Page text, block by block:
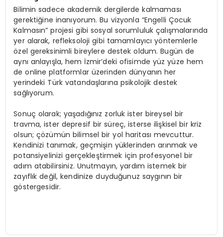
Bilimin sadece akademik dergilerde kalmaması
gerektiğine inanıyorum. Bu vizyonla “Engelli Çocuk
Kalmasın” projesi gibi sosyal sorumluluk çalışmalarında
yer alarak, refleksoloji gibi tamamlayıcı yöntemlerle
özel gereksinimli bireylere destek oldum. Bugün de
aynı anlayışla, hem İzmir’deki ofisimde yüz yüze hem
de online platformlar üzerinden dünyanın her
yerindeki Türk vatandaşlarına psikolojik destek
sağlıyorum.
Sonuç olarak; yaşadığınız zorluk ister bireysel bir
travma, ister depresif bir süreç, isterse ilişkisel bir kriz
olsun; çözümün bilimsel bir yol haritası mevcuttur.
Kendinizi tanımak, geçmişin yüklerinden arınmak ve
potansiyelinizi gerçekleştirmek için profesyonel bir
adım atabilirsiniz. Unutmayın, yardım istemek bir
zayıflık değil, kendinize duyduğunuz saygının bir
göstergesidir.